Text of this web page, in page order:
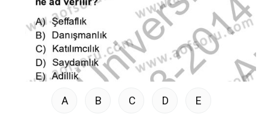
A B C D E